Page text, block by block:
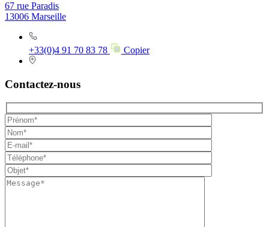
67 rue Paradis
13006 Marseille
+33(0)4 91 70 83 78 Copier
Contactez-nous